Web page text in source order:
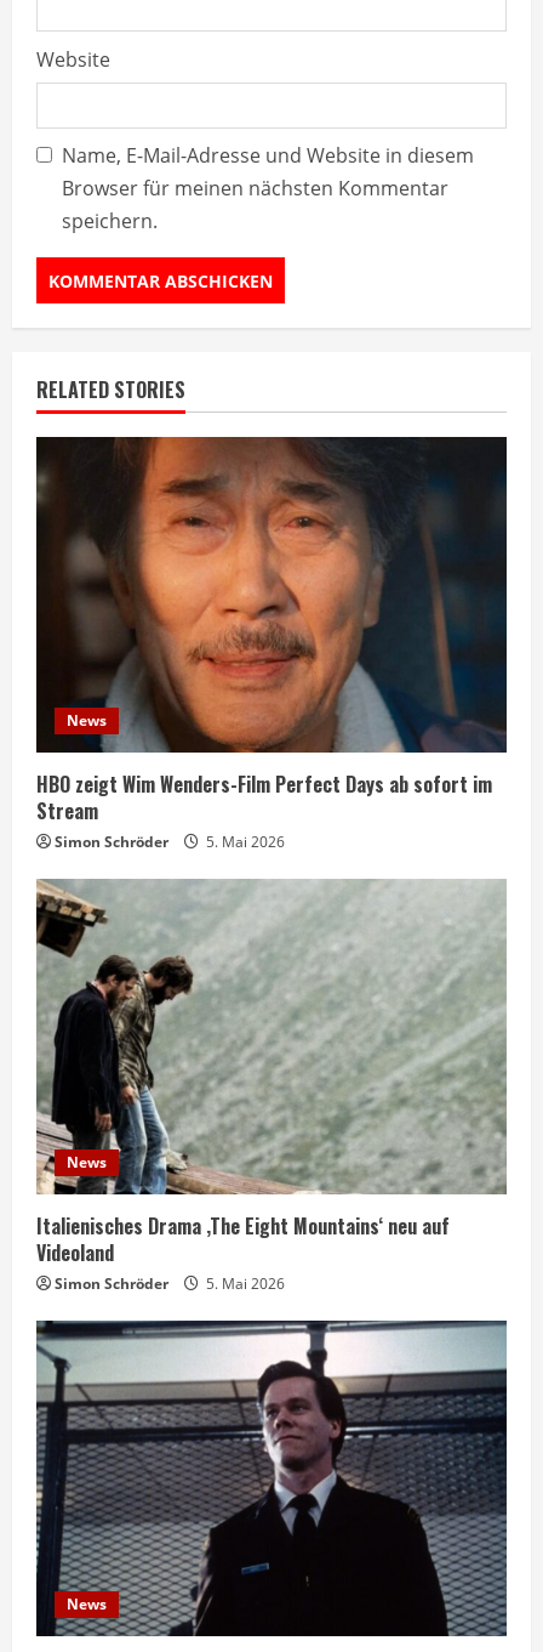
Website
Name, E-Mail-Adresse und Website in diesem
Browser für meinen nächsten Kommentar
speichern.
RELATED STORIES
News
HBO zeigt Wim Wenders-Film Perfect Days ab sofort im
Stream
Simon Schröder 5. Mai 2026
News
Italienisches Drama ‚The Eight Mountains‘ neu auf
Videoland
Simon Schröder 5. Mai 2026
News